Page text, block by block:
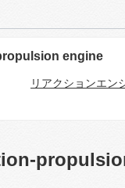
engine
リアクションエン